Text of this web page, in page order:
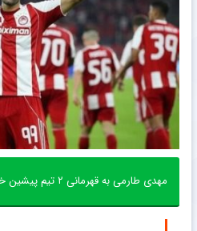
مهدی طارمی به قهرمانی ۲ تیم پیشین خود واکنش نشان داد.